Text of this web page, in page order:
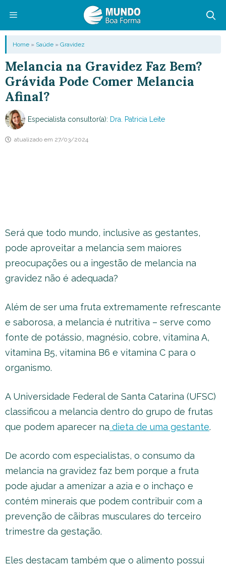
conteúdo
Menu
Home » Saúde » Gravidez
Melancia na Gravidez Faz Bem?
Grávida Pode Comer Melancia
Afinal?
Especialista consultor(a): Dra. Patricia Leite
atualizado em 27/03/2024
Será que todo mundo, inclusive as gestantes,
pode aproveitar a melancia sem maiores
preocupações ou a ingestão de melancia na
gravidez não é adequada?
Além de ser uma fruta extremamente refrescante
e saborosa, a melancia é nutritiva – serve como
fonte de potássio, magnésio, cobre, vitamina A,
vitamina B5, vitamina B6 e vitamina C para o
organismo.
A Universidade Federal de Santa Catarina (UFSC)
classificou a melancia dentro do grupo de frutas
que podem aparecer na dieta de uma gestante.
De acordo com especialistas, o consumo da
melancia na gravidez faz bem porque a fruta
pode ajudar a amenizar a azia e o inchaço e
contém minerais que podem contribuir com a
prevenção de cãibras musculares do terceiro
trimestre da gestação.
Eles destacam também que o alimento possui